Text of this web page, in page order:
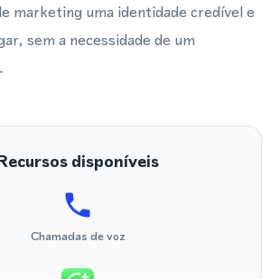
marketing uma identidade credível e
sem a necessidade de um
disponíveis
Chamadas de voz